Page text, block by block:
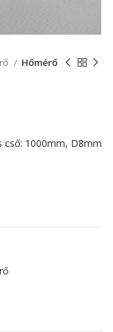
Hőmérő
cső: 1000mm, D8mm